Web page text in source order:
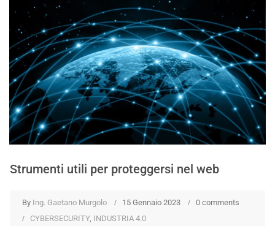
Strumenti utili per proteggersi nel web
By Ing. Gaetano Murgolo 15 Gennaio 2023
0 comments
CYBERSECURITY, INDUSTRIA 4.0